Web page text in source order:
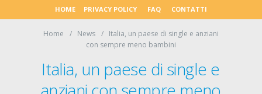
HOME PRIVACY POLICY FAQ CONTATTI
Home News
Italia, un paese di single e anziani
con sempre meno bambini
Italia, un paese di single e